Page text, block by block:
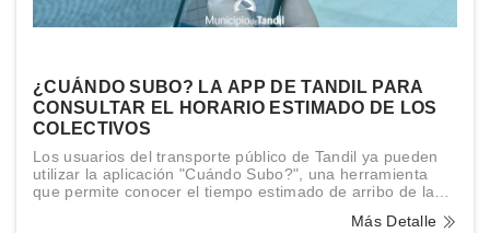
¿CUÁNDO SUBO? LA APP DE TANDIL PARA
CONSULTAR EL HORARIO ESTIMADO DE LOS
COLECTIVOS
Los usuarios del transporte público de Tandil ya pueden
utilizar la aplicación "Cuándo Subo?", una herramienta
que permite conocer el tiempo estimado de arribo de las
Más Detalle